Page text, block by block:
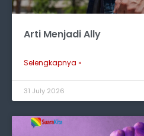
Arti Menjadi Ally
Selengkapnya »
31 July 2026